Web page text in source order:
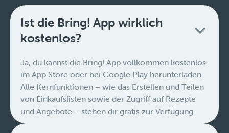
Ist die Bring! App wirklich
kostenlos?
Ja, du kannst die Bring! App vollkommen kostenlos
im App Store oder bei Google Play herunterladen.
Alle Kernfunktionen – wie das Erstellen und Teilen
von Einkaufslisten sowie der Zugriff auf Rezepte
und Angebote – stehen dir gratis zur Verfügung.